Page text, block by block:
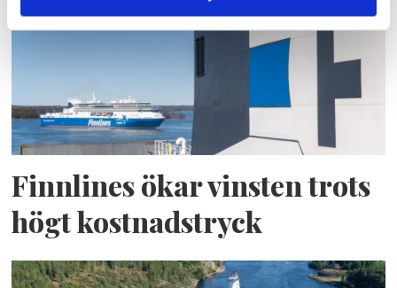
Finnlines ökar vinsten trots
högt kostnadstryck